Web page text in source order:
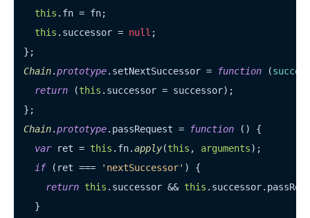
this . fn = fn;
this . successor = null ;
Chain.prototype. setNextSuccessor = function (
return (this . successor = successor);
Chain.prototype. passRequest = function ( ) {
var ret = this . fn.apply(this , arguments);
if (ret === 'nextSuccessor' ) {
return this . successor && this . successor.
  }